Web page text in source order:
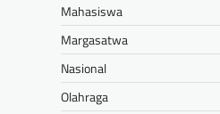
Mahasiswa
Margasatwa
Nasional
Olahraga